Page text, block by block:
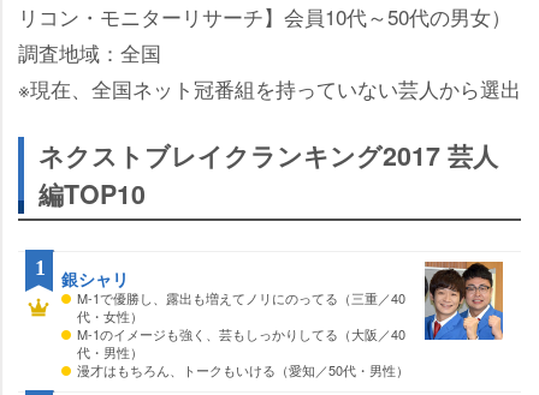
リコン・モニターリサーチ】会員10代～50代の男女）
調査地域：全国
※現在、全国ネット冠番組を持っていない芸人から選出
ネクストブレイクランキング2017 芸人
編TOP10
銀シャリ
M-1で優勝し、露出も増えてノリにのってる（三重／40
代・女性）
M-1のイメージも強く、芸もしっかりしてる（大阪／40
代・男性）
漫才はもちろん、トークもいける（愛知／50代・男性）
1